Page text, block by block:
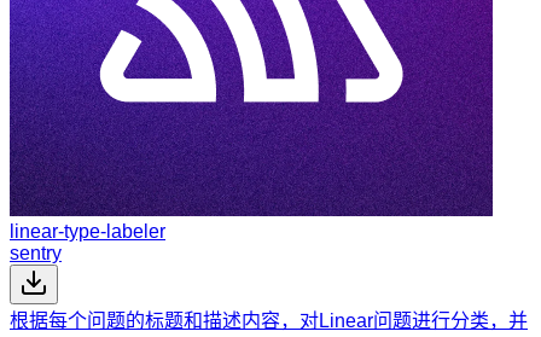
linear-type-labeler
sentry
根据每个问题的标题和描述内容，对Linear问题进行分类，并